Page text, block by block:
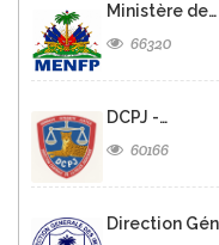
Ministère de…
66320
DCPJ -…
60166
Direction